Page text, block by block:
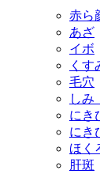
赤ら
あざ
イボ
くす
毛穴
しみ
にき
にき
ほく
肝斑